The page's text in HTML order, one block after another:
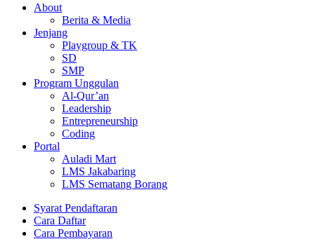
About
Berita & Media
Jenjang
Playgroup & TK
SD
SMP
Program Unggulan
Al-Qur’an
Leadership
Entrepreneurship
Coding
Portal
Auladi Mart
LMS Jakabaring
LMS Sematang Borang
Syarat Pendaftaran
Cara Daftar
Cara Pembayaran